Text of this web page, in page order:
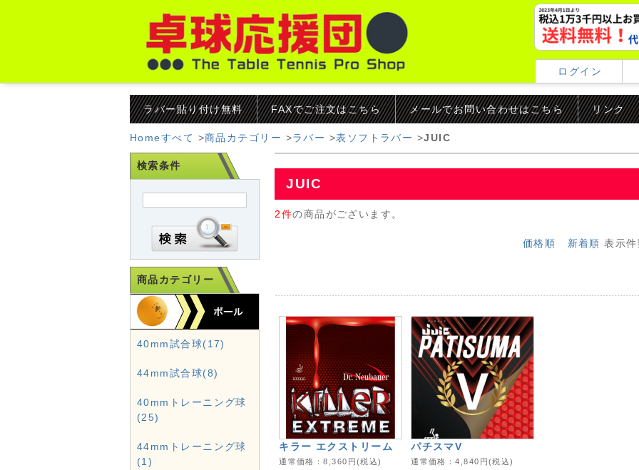
ログイン
ラバー貼り付け無料 FAXでご注文はこちら メールでお問い合わせはこちら リンク
Homeすべて >商品カテゴリー >ラバー >表ソフトラバー >JUIC
JUIC
2件の商品がございます。
価格順 新着順 表示
キラー エクストリーム
通常価格：8,360 円(税込)
パチスマV
通常価格：4,840 円(税込)
検索条件
商品カテゴリー
40mm試合球(17)
44mm試合球(8)
40mmトレーニング球
(25)
44mmトレーニング球
(1)